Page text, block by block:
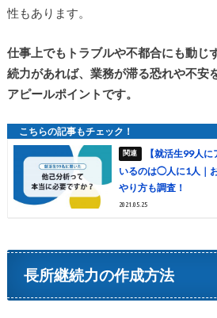
性もあります。
仕事上でもトラブルや不都合にも動じ
続力があれば、業務が滞る恐れや不安
アピールポイントです。
【就活生99人
いるのは◯人に1人｜
やり方も調査！
2021.05.25
長所継続力の作成方法